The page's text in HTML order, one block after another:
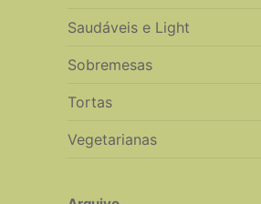
Saudáveis e Light
Sobremesas
Tortas
Vegetarianas